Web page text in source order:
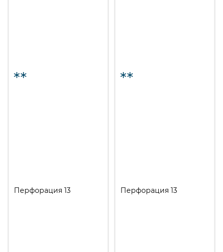
Перфорация 13 Перфорация 13